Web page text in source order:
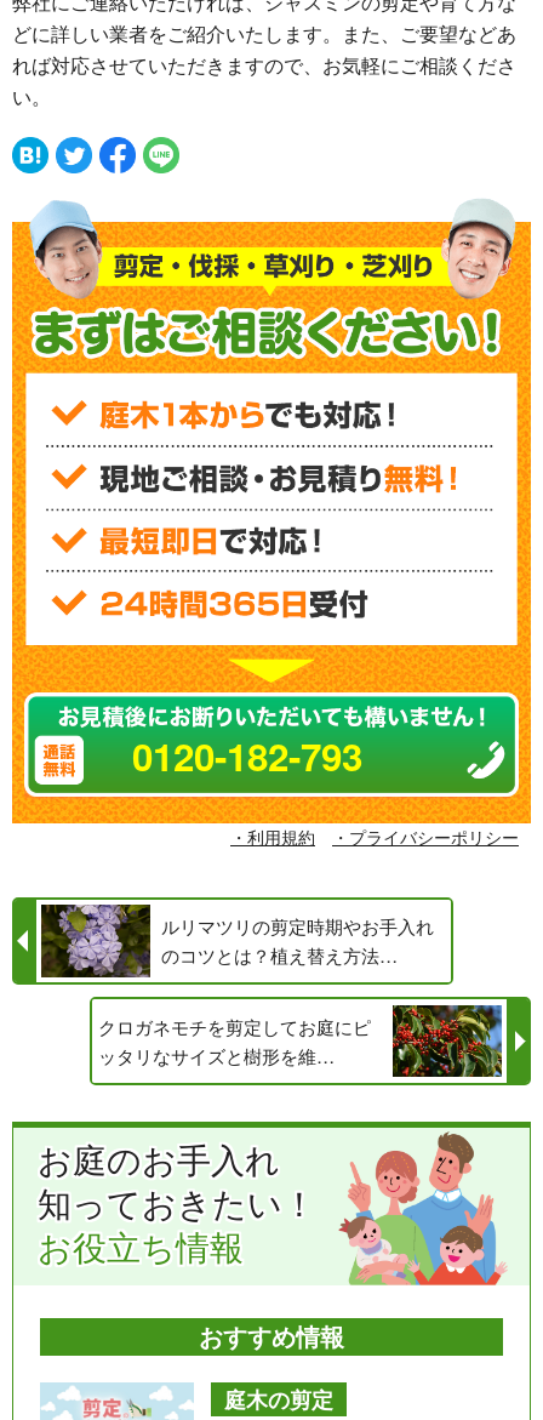
どに詳しい業者をご紹介いたします。また、ご要望などあ
れば対応させていただきますので、お気軽にご相談くださ
い。
0120-182-793
・利用規約 ・プライバシーポリシー
ルリマツリの剪定時期やお手入れ
のコツとは？植え替え方法…
クロガネモチを剪定してお庭にピ
ッタリなサイズと樹形を維…
お庭のお手入れ
知っておきたい！
お役立ち情報
おすすめ情報
庭木の剪定